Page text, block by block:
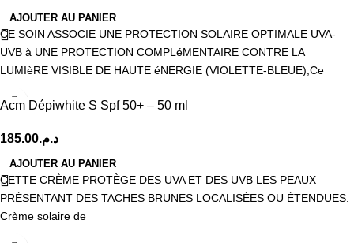
AJOUTER AU PANIER
CE SOIN ASSOCIE UNE PROTECTION SOLAIRE OPTIMALE UVA-
UVB à UNE PROTECTION COMPLéMENTAIRE CONTRE LA
LUMIèRE VISIBLE DE HAUTE éNERGIE (VIOLETTE-BLEUE),Ce
Acm Dépiwhite S Spf 50+ – 50 ml
د.م.185.00
AJOUTER AU PANIER
CETTE CRÈME PROTÈGE DES UVA ET DES UVB LES PEAUX
PRÉSENTANT DES TACHES BRUNES LOCALISÉES OU ÉTENDUES.
Crème solaire de